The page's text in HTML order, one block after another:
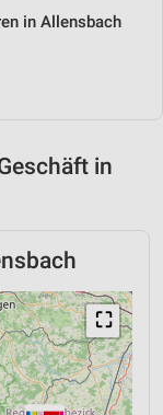
in Allensbach
in
⛶